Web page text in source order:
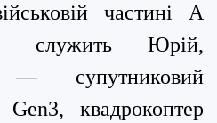
частині А
служить Юрій,
— супутниковий
квадрокоптер